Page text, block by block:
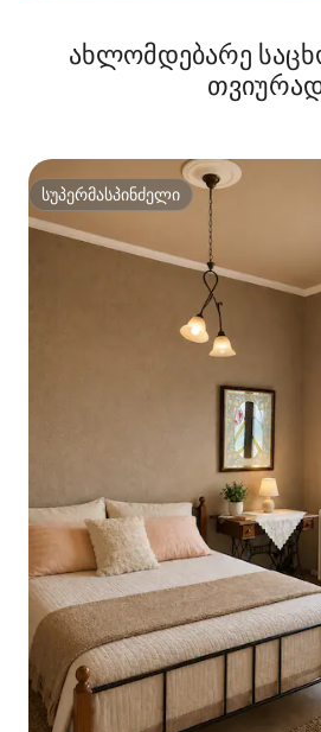
ახლომდებარე
სუპერმასპინძელი
სუპერმასპინძელი